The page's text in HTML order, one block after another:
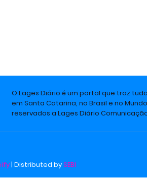
O Lages Diário é um portal que traz
em Santa Catarina, no Brasil e no
reservados a Lages Diário
| Distributed bySEBI